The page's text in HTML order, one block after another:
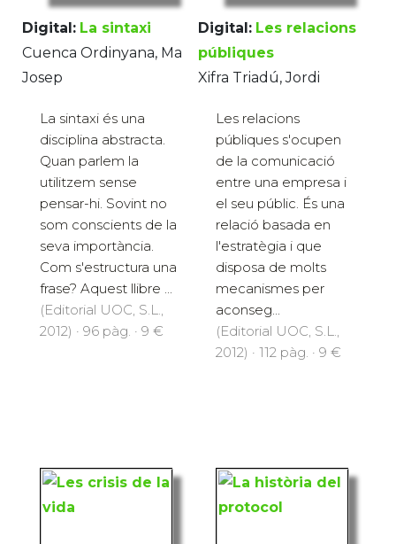
Digital: La sintaxi
Cuenca Ordinyana, Ma
Josep
La sintaxi és una
disciplina abstracta.
Quan parlem la
utilitzem sense
pensar-hi. Sovint no
som conscients de la
seva importància.
Com s'estructura una
frase? Aquest llibre ...
(Editorial UOC, S.L.,
2012) · 96 pàg. · 9 €
Digital: Les relacions
públiques
Xifra Triadú, Jordi
Les relacions
públiques s'ocupen
de la comunicació
entre una empresa i
el seu públic. És una
relació basada en
l'estratègia i que
disposa de molts
mecanismes per
aconseg...
(Editorial UOC, S.L.,
2012) · 112 pàg. · 9 €